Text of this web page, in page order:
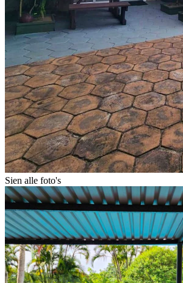
Sien alle foto's